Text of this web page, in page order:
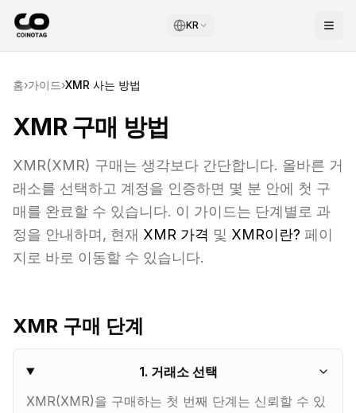
KR
홈›가이드›XMR 사는 방법
XMR 구매 방법
XMR(XMR) 구매는 생각보다 간단합니다. 올바른 거
래소를 선택하고 계정을 인증하면 몇 분 안에 첫 구
매를 완료할 수 있습니다. 이 가이드는 단계별로 과
정을 안내하며, 현재 XMR 가격 및 XMR이란? 페이
지로 바로 이동할 수 있습니다.
XMR 구매 단계
1. 거래소 선택
XMR(XMR)을 구매하는 첫 번째 단계는 신뢰할 수 있